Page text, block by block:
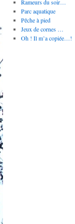
Rameurs du soir…
Parc aquatique
Pêche à pied
Jeux de cornes …
Oh ! Il m’a copiée…!